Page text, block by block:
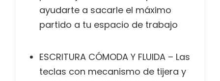
ayudarte a sacarle el máximo
partido a tu espacio de trabajo
ESCRITURA CÓMODA Y FLUIDA – Las
teclas con mecanismo de tijera y